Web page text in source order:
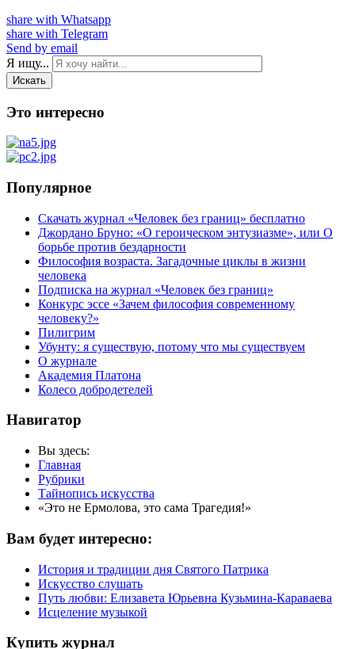
share with Whatsapp
share with Telegram
Send by email
Я ищу...
Искать
Это интересно
Популярное
Скачать журнал «Человек без границ» бесплатно
Джордано Бруно: «О героическом энтузиазме», или О
борьбе против бездарности
Философия возраста. Загадочные циклы в жизни
человека
Подписка на журнал «Человек без границ»
Конкурс эссе «Зачем философия современному
человеку?»
Пилигрим
Убунту: я существую, потому что мы существуем
О журнале
Академия Платона
Колесо добродетелей
Навигатор
Вы здесь:
Главная
Рубрики
Тайнопись искусства
«Это не Ермолова, это сама Трагедия!»
Вам будет интересно:
История и традиции дня Святого Патрика
Искусство слушать
Путь любви: Елизавета Юрьевна Кузьмина-Караваева
Исцеление музыкой
Купить журнал